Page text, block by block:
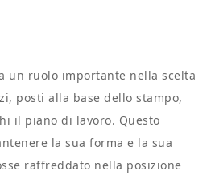
un ruolo importante nella scelta
posti alla base dello stampo,
il piano di lavoro. Questo
la sua forma e la sua
raffreddato nella posizione